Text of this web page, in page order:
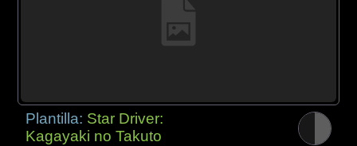
Plantilla: Star Driver:
Kagayaki no Takuto